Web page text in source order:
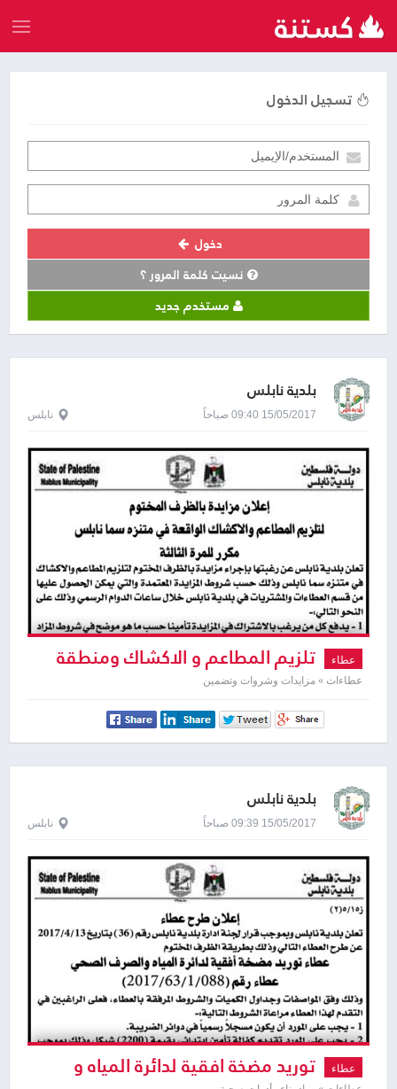
تسجيل الدخول
دخول
نسيت كلمة المرور ؟
مستخدم جديد
بلدية نابلس
15/05/2017 09:40 صباحاً نابلس
عطاء تلزيم المطاعم و الاكشاك ومنطقة
الالعاب - منتزه سما نابلس
عطاءات » مزايدات وشروات وتضمين
بلدية نابلس
15/05/2017 09:39 صباحاً نابلس
عطاء توريد مضخة افقية لدائرة المياه و